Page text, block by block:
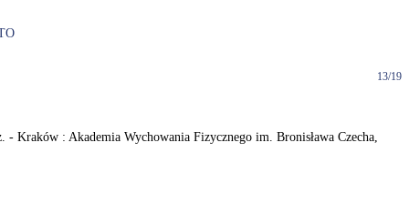
13/19
Kraków : Akademia Wychowania Fizycznego im. Bronisława Czecha,